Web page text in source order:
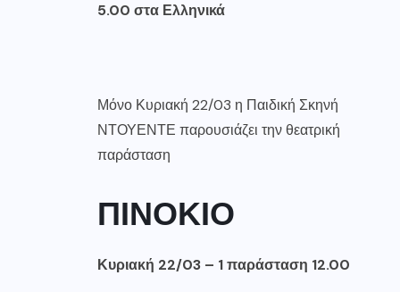
5.00 στα Ελληνικά
Μόνο Κυριακή 22/03 η Παιδική Σκηνή
ΝΤΟΥΕΝΤΕ παρουσιάζει την θεατρική
παράσταση
ΠΙΝΟΚΙΟ
Κυριακή 22/03 – 1 παράσταση 12.00